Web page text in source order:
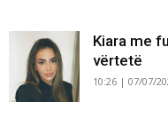
Kiara me
vërtetë
10:26 | 07/07/